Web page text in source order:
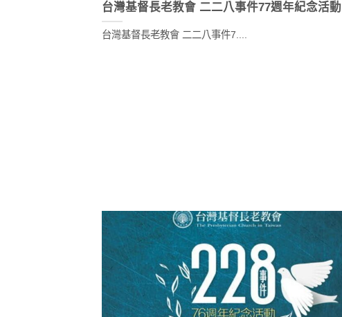
台灣基督長老教會 二二八事件77週年紀念活動
台灣基督長老教會 二二八事件7....